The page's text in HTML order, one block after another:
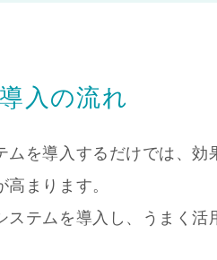
入の流れ
ムを導入するだけでは、
まります。
ステムを導入し、うまく